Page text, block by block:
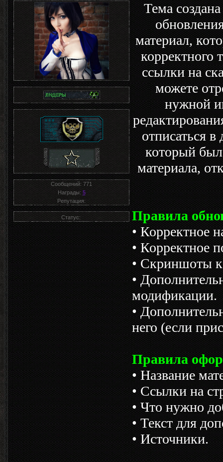
Сообщений: 771
Награды: 5
Репутация:
Статус:
Тема
материал,
корректного
ссылки на
можете
нужной
отписаться
который
материала,
Правила
• Корректное
• Корректное
• Скриншоты к
•
модификации.
•
него (если
Правила
• Название
• Ссылки на
• Что нужно
• Текст для
• Источники.